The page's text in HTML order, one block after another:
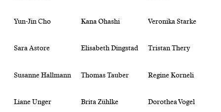
Yun-Jin Cho Kana Ohashi Veronika Starke
Sara Astore Elisabeth Dingstad Tristan Thery
Susanne Hallmann Thomas Tauber Regine Korneli
Liane Unger Brita Zühlke Dorothea Vogel